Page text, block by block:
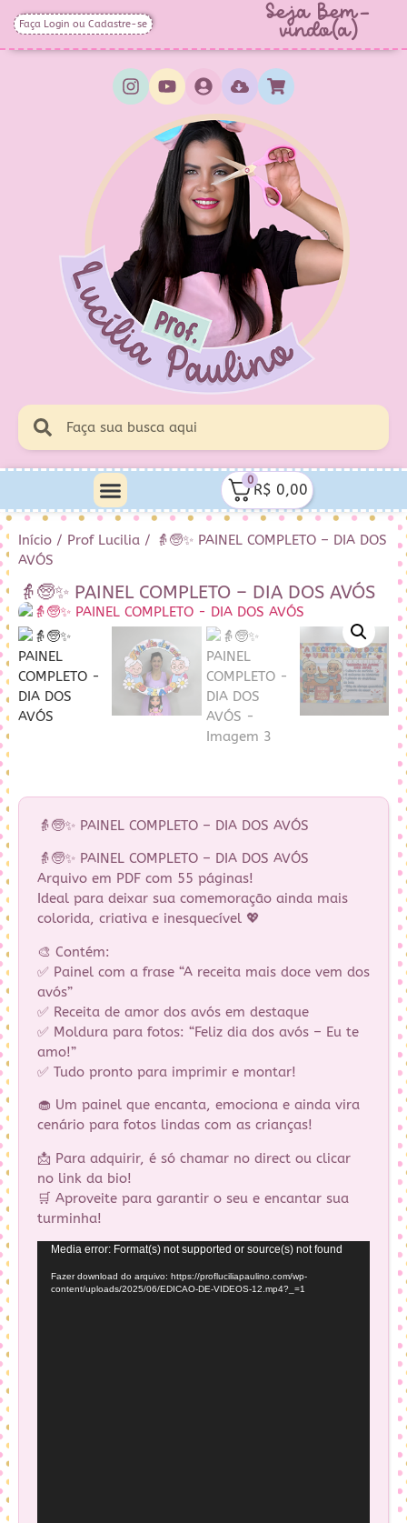
Faça Login ou Cadastre-se Seja Bem-
vindo(a)
0
R$ 0,00
Início / Prof Lucilia / 👵🧓✨ PAINEL COMPLETO – DIA DOS
AVÓS
👵🧓✨ PAINEL COMPLETO – DIA DOS AVÓS
👵🧓✨ PAINEL COMPLETO – DIA DOS AVÓS
👵🧓✨ PAINEL COMPLETO – DIA DOS AVÓS
Arquivo em PDF com 55 páginas!
Ideal para deixar sua comemoração ainda mais
colorida, criativa e inesquecível 💖
🎨 Contém:
✅ Painel com a frase “A receita mais doce vem dos
avós”
✅ Receita de amor dos avós em destaque
✅ Moldura para fotos: “Feliz dia dos avós – Eu te
amo!”
✅ Tudo pronto para imprimir e montar!
🧁 Um painel que encanta, emociona e ainda vira
cenário para fotos lindas com as crianças!
📩 Para adquirir, é só chamar no direct ou clicar
no link da bio!
🛒 Aproveite para garantir o seu e encantar sua
turminha!
Tocador
de
vídeo
Media error: Format(s) not supported or source(s) not found
Fazer download do arquivo: https://profluciliapaulino.com/wp-
content/uploads/2025/06/EDICAO-DE-VIDEOS-12.mp4?_=1